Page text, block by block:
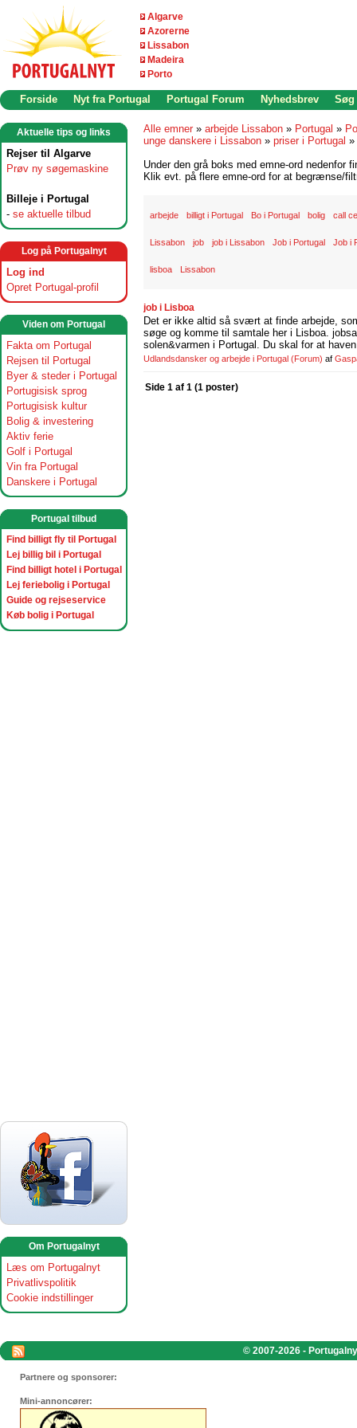
Algarve
Azorerne
Lissabon
Madeira
Porto
Forside Nyt fra Portugal Portugal Forum Nyhedsbrev Søg
Aktuelle tips og links
Rejser til Algarve
Prøv ny søgemaskine
Billeje i Portugal
- se aktuelle tilbud
Log på Portugalnyt
Log ind
Opret Portugal-profil
Viden om Portugal
Fakta om Portugal
Rejsen til Portugal
Byer & steder i Portugal
Portugisisk sprog
Portugisisk kultur
Bolig & investering
Aktiv ferie
Golf i Portugal
Vin fra Portugal
Danskere i Portugal
Portugal tilbud
Find billigt fly til Portugal
Lej billig bil i Portugal
Find billigt hotel i Portugal
Lej feriebolig i Portugal
Guide og rejseservice
Køb bolig i Portugal
Om Portugalnyt
Læs om Portugalnyt
Privatlivspolitik
Cookie indstillinger
Alle emner » arbejde Lissabon » Portugal »
unge danskere i Lissabon » priser i Portugal »
Under den grå boks med emne-ord nedenfor
Klik evt. på flere emne-ord for at begrænse/
arbejde billigt i Portugal Bo i Portugal bolig call
Lissabon job job i Lissabon Job i Portugal Job i
lisboa Lissabon
job i Lisboa
Det er ikke altid så svært at finde arbejde,
søge og komme til samtale her i Lisboa.
solen&varmen i Portugal. Du skal for at
Udlandsdansker og arbejde i Portugal (Forum) af
Side 1 af 1 (1 poster)
© 2007-2026 -
Partnere og sponsorer:
Mini-annoncører: